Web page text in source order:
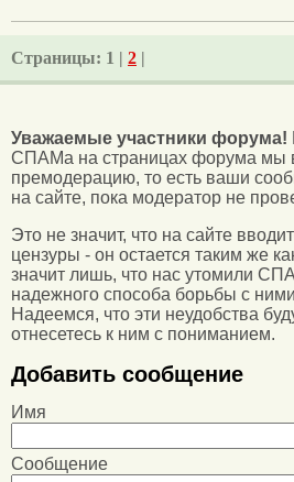
Страницы: 1 | 2 |
Уважаемые участники форума!
СПАМа на страницах форума мы
премодерацию, то есть ваши
на сайте, пока модератор не
Это не значит, что на сайте
цензуры - он остается таким же
значит лишь, что нас утомили
надежного способа борьбы с
Надеемся, что эти неудобства
отнесетесь к ним с пониманием.
Добавить сообщение
Имя
Сообщение